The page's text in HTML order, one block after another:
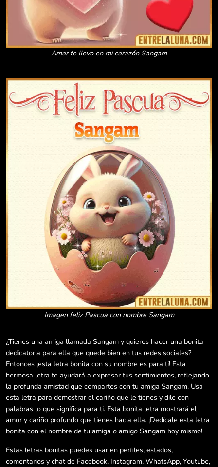
Amor te llevo en mi corazón Sangam
Imagen feliz Pascua con nombre Sangam
¿Tienes una amiga llamada Sangam y quieres hacer una bonita
dedicatoria para ella que quede bien en tus redes sociales?
Entonces ¡esta letra bonita con su nombre es para ti! Esta
hermosa letra te ayudará a expresar tus sentimientos, reflejando
la profunda amistad que compartes con tu amiga Sangam. Usa
esta letra para demostrar el cariño que le tienes y dile con
palabras lo que significa para ti. Esta bonita letra mostrará el
amor y cariño profundo que tienes hacia ella. ¡Dedícale esta letra
bonita con el nombre de tu amiga o amigo Sangam hoy mismo!
Estas letras bonitas puedes usar en perfiles, estados,
comentarios y chat de Facebook, Instagram, WhatsApp, Youtube,